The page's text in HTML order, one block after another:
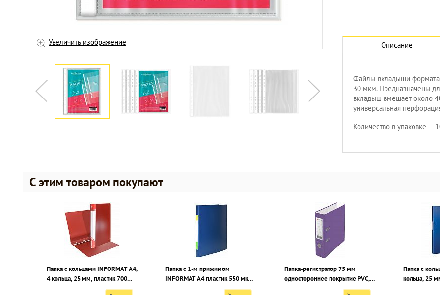
Увеличить изображение Увеличить изображение
Описание
Файлы-вкладыши формата
30 мкм. Предназначены
вкладыш вмещает около
универсальная
Количество в упаковке —
С этим товаром покупают
Папка с кольцами INFORMAT А4,
4 кольца, 25 мм, пластик 700
Папка с 1-м прижимом
INFORMAT А4 пластик 550 мкм,
Папка-регистратор 75 мм
одностороннее покрытие PVC,
фиолетовая, металлическая
Папка с
кольца, 25 мм,